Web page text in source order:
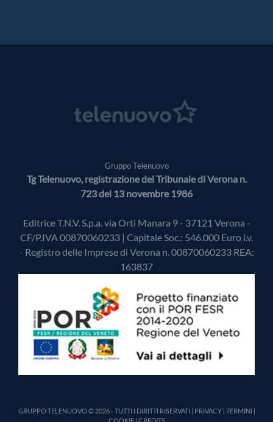
Gruppo Telenuovo
Tg Telenuovo, registrazione del Tribunale di Verona n.
723 del 13 novembre 1986
Editrice T.N.V. S.p.a. via Orti Manara 9 - 37121 Verona -
CF/P.IVA 00870060233 | Capitale Soc.: 546.000 Euro i.v.
- Registro delle Imprese di Verona n. 00870060233 REA:
163837
GRUPPO TELENUOVO © 2026 - TUTTI I DIRITTI RISERVATI | PRIVACY| TERMINI|